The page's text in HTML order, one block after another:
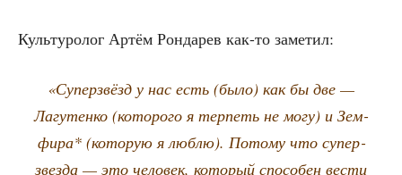
Куль­ту­ро­лог Артём Рон­да­рев как-то заметил:
«Супер­звёзд у нас есть (было) как бы две —
Лагу­тен­ко (кото­ро­го я тер­петь не могу) и Зем­
фи­ра* (кото­рую я люб­лю). Пото­му что супер­
звез­да — это чело­век, кото­рый спо­со­бен вести